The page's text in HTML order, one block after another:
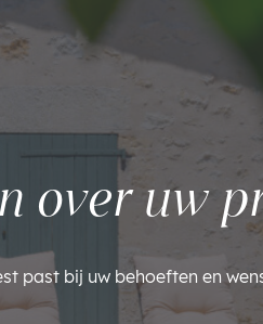
over uw
past bij uw behoeften en